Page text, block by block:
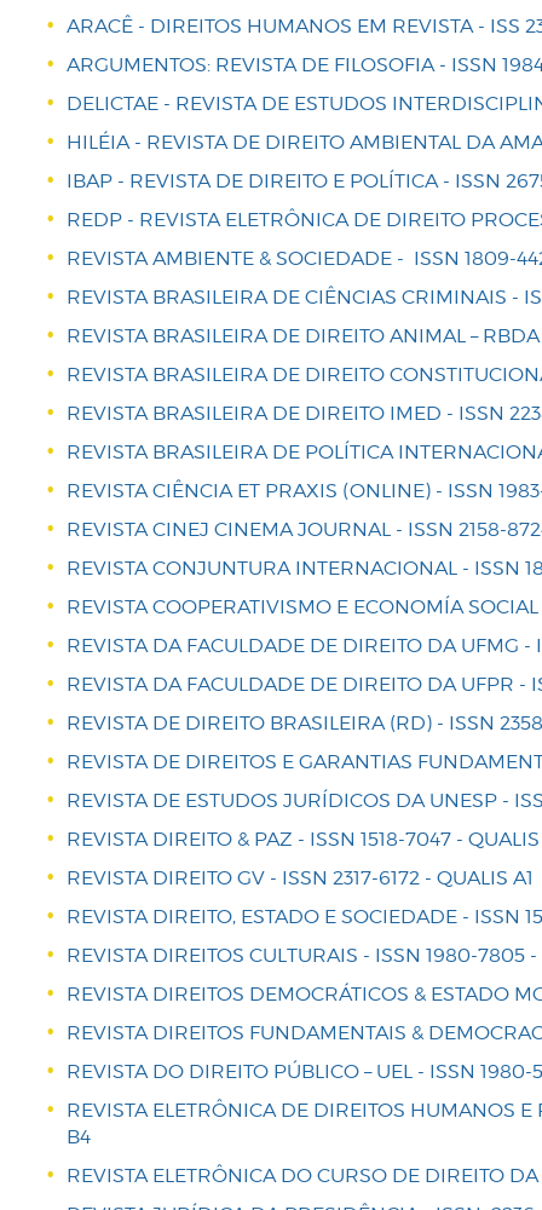
ARACÊ - DIREITOS HUMANOS EM REVISTA - ISS
ARGUMENTOS: REVISTA DE FILOSOFIA - ISSN
DELICTAE - REVISTA DE ESTUDOS
HILÉIA - REVISTA DE DIREITO AMBIENTAL DA
IBAP - REVISTA DE DIREITO E POLÍTICA - ISSN
REDP - REVISTA ELETRÔNICA DE DIREITO
REVISTA AMBIENTE & SOCIEDADE - ISSN 1809-
REVISTA BRASILEIRA DE CIÊNCIAS CRIMINAIS -
REVISTA BRASILEIRA DE DIREITO ANIMAL –
REVISTA BRASILEIRA DE DIREITO
REVISTA BRASILEIRA DE DIREITO IMED - ISSN
REVISTA BRASILEIRA DE POLÍTICA
REVISTA CIÊNCIA ET PRAXIS (ONLINE) - ISSN
REVISTA CINEJ CINEMA JOURNAL - ISSN 2158-
REVISTA CONJUNTURA INTERNACIONAL - ISSN
REVISTA COOPERATIVISMO E ECONOMÍA
REVISTA DA FACULDADE DE DIREITO DA UFMG -
REVISTA DA FACULDADE DE DIREITO DA UFPR -
REVISTA DE DIREITO BRASILEIRA (RD) - ISSN
REVISTA DE DIREITOS E GARANTIAS
REVISTA DE ESTUDOS JURÍDICOS DA UNESP -
REVISTA DIREITO & PAZ - ISSN 1518-7047 - QUALIS
REVISTA DIREITO GV - ISSN 2317-6172 - QUALIS A1
REVISTA DIREITO, ESTADO E SOCIEDADE - ISSN
REVISTA DIREITOS CULTURAIS - ISSN 1980-7805 -
REVISTA DIREITOS DEMOCRÁTICOS & ESTADO
REVISTA DIREITOS FUNDAMENTAIS &
REVISTA DO DIREITO PÚBLICO – UEL - ISSN 1980-
REVISTA ELETRÔNICA DE DIREITOS HUMANOS
B4
REVISTA ELETRÔNICA DO CURSO DE DIREITO